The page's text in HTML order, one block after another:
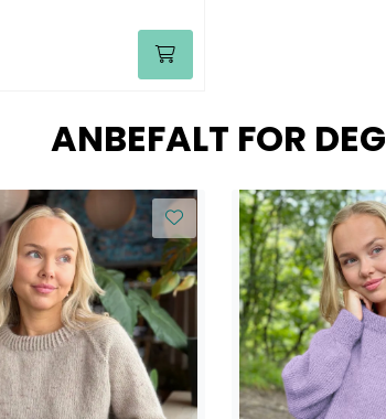
ANBEFALT FOR DEG